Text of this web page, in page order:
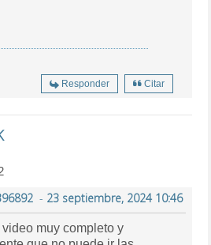
Responder Citar
- 23 septiembre, 2024 10:46
muy completo y